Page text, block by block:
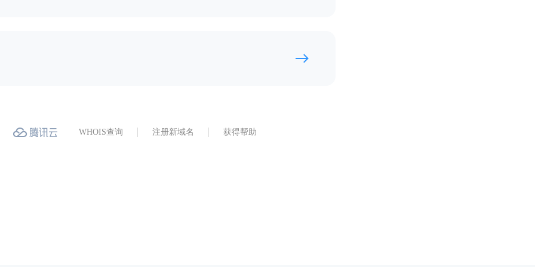
WHOIS查询 注册新域名 获得帮助